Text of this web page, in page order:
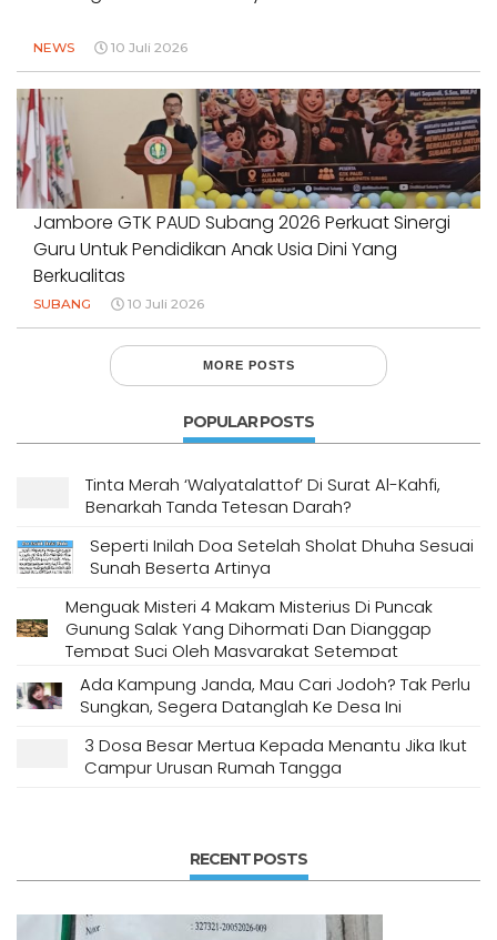
NEWS 10 Juli 2026
Jambore GTK PAUD Subang 2026 Perkuat Sinergi
Guru Untuk Pendidikan Anak Usia Dini Yang
Berkualitas
SUBANG 10 Juli 2026
MORE POSTS
POPULAR POSTS
Tinta Merah ‘Walyatalattof’ Di Surat Al-Kahfi,
Benarkah Tanda Tetesan Darah?
Seperti Inilah Doa Setelah Sholat Dhuha Sesuai
Sunah Beserta Artinya
Menguak Misteri 4 Makam Misterius Di Puncak
Gunung Salak Yang Dihormati Dan Dianggap
Tempat Suci Oleh Masyarakat Setempat
Ada Kampung Janda, Mau Cari Jodoh? Tak Perlu
Sungkan, Segera Datanglah Ke Desa Ini
3 Dosa Besar Mertua Kepada Menantu Jika Ikut
Campur Urusan Rumah Tangga
RECENT POSTS